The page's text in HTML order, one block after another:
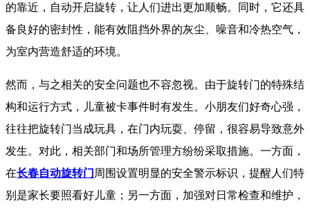
的靠近，自动开启旋转，让人们进出更加顺畅。同时，它还具
备良好的密封性，能有效阻挡外界的灰尘、噪音和冷热空气，
为室内营造舒适的环境。
然而，与之相关的安全问题也不容忽视。由于旋转门的特殊结
构和运行方式，儿童被卡事件时有发生。小朋友们好奇心强，
往往把旋转门当成玩具，在门内玩耍、停留，很容易导致意外
发生。对此，相关部门和场所管理方纷纷采取措施。一方面，
在长春自动旋转门 周围设置明显的安全警示标识，提醒人们特
别是家长要照看好儿童；另一方面，加强对日常检查和维护，